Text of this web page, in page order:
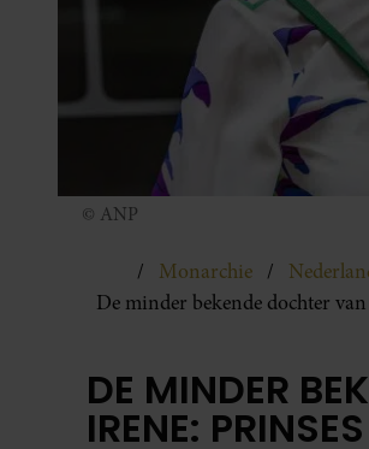
© ANP
Monarchie
De minder bekende dochter
DE MINDER
IRENE: